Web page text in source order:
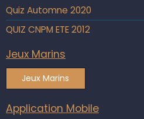
Quiz Automne 2020
QUIZ CNPM ETE 2012
Jeux Marins
Jeux Marins
Application Mobile